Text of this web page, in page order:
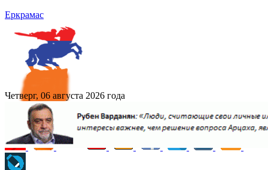
Еркрамас
Четверг, 06 августа 2026 года